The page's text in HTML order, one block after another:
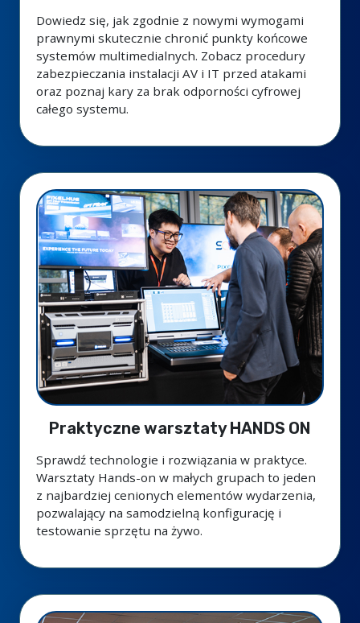
Dowiedz się, jak zgodnie z nowymi wymogami
prawnymi skutecznie chronić punkty końcowe
systemów multimedialnych. Zobacz procedury
zabezpieczania instalacji AV i IT przed atakami
oraz poznaj kary za brak odporności cyfrowej
całego systemu.
Praktyczne warsztaty HANDS ON
Sprawdź technologie i rozwiązania w praktyce.
Warsztaty Hands-on w małych grupach to jeden
z najbardziej cenionych elementów wydarzenia,
pozwalający na samodzielną konfigurację i
testowanie sprzętu na żywo.